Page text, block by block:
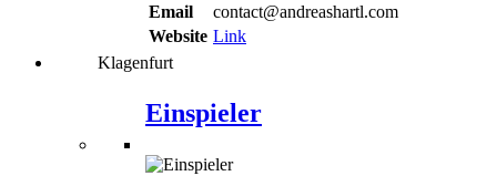
Email
contact@andreashartl.com
Website Link
Klagenfurt
Einspieler